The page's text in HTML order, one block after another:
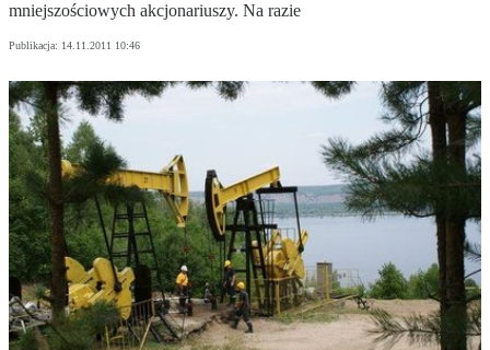
mniejszościowych akcjonariuszy. Na razie
Publikacja: 14.11.2011 10:46